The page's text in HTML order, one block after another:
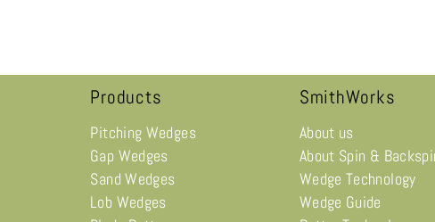
Products
Pitching Wedges
Gap Wedges
Sand Wedges
Lob Wedges
SmithWorks
About us
About Spin &
Wedge Technology
Wedge Guide